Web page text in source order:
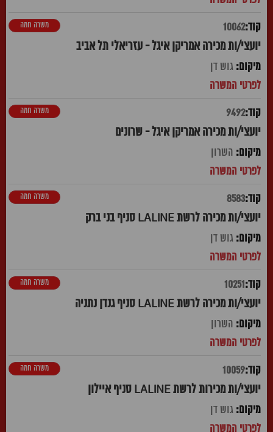
10062
יועצי/ות מכירה אמריקן איגל - עזריאלי תל אביב
משרה חמה
גוש דן
9492
יועצי/ות מכירה אמריקן איגל - שרונים
משרה חמה
השרון
8583
יועצי/ות מכירה לרשת LALINE סניף בני ברק
משרה חמה
גוש דן
10251
יועצי/ות מכירה לרשת LALINE סניף גנדן נתניה
משרה חמה
השרון
10059
יועצי/ות מכירות לרשת LALINE סניף איילון
משרה חמה
גוש דן